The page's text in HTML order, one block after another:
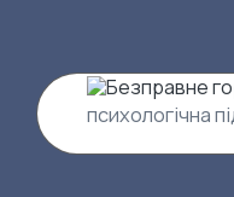
вмісту
Б
психологічна